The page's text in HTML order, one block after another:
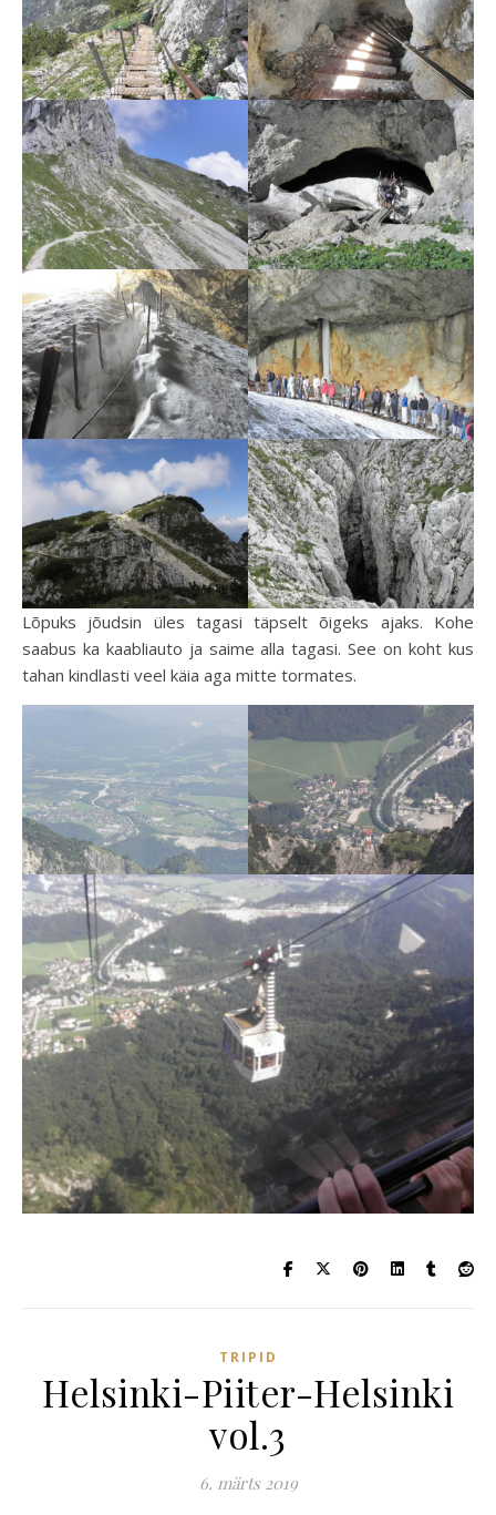
Lõpuks jõudsin üles tagasi täpselt õigeks ajaks. Kohe
saabus ka kaabliauto ja saime alla tagasi. See on koht kus
tahan kindlasti veel käia aga mitte tormates.
TRIPID
Helsinki-Piiter-Helsinki
vol.3
6. märts 2019